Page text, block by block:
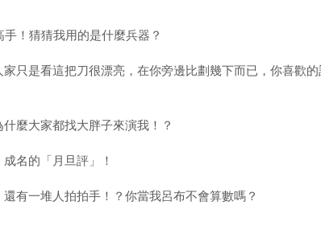
！猜猜我用的是什麼兵器？
只是看這把刀很漂亮，在你旁邊比劃幾下而已，你喜歡的
麼大家都找大胖子來演我！？
名的「月旦評」！
有一堆人拍拍手！？你當我呂布不會算數嗎？